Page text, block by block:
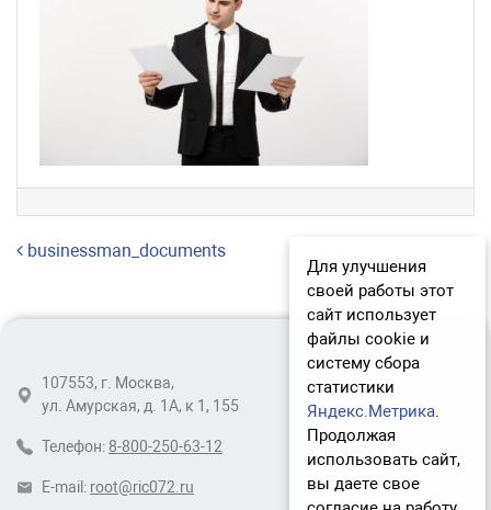
Навигация по записям
businessman_documents
107553, г. Москва,
ул. Амурская, д. 1А, к 1, 155
Телефон: 8-800-250-63-12
E-mail: root@ric072.ru
Для улучшения
своей работы этот
сайт использует
файлы cookie и
систему сбора
статистики
Яндекс.Метрика.
Продолжая
использовать сайт,
вы даете свое